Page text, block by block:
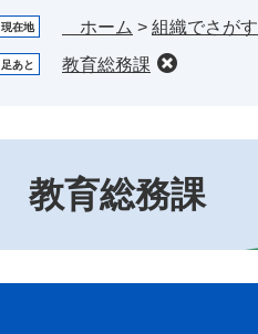
現在地 ホーム > 組織でさがす
足あと 教育総務課
教育総務課